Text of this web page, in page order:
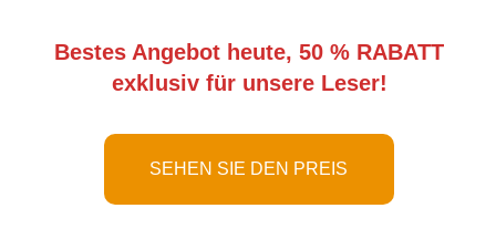
Bestes Angebot heute, 50 % RABATT
exklusiv für unsere Leser!
SEHEN SIE DEN PREIS